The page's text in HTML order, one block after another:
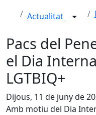
Actualitat
Pacs del
el Dia
LGTBIQ+
Dijous, 11 de juny de
Amb motiu del Dia